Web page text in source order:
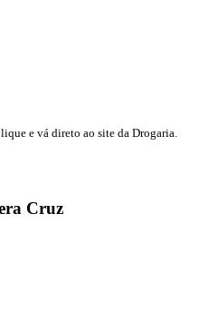
e vá direto ao site da Drogaria.
Cruz